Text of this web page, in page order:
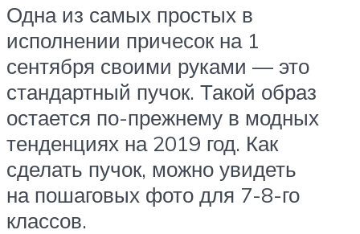
Одна из самых простых в
исполнении причесок на 1
сентября своими руками — это
стандартный пучок. Такой образ
остается по-прежнему в модных
тенденциях на 2019 год. Как
сделать пучок, можно увидеть
на пошаговых фото для 7-8-го
классов.